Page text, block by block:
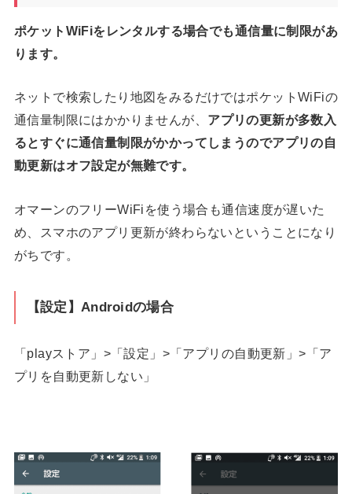
ポケットWiFiをレンタルする場合でも通信量に制限があ
ります。
ネットで検索したり地図をみるだけではポケットWiFiの
通信量制限にはかかりませんが、 アプリの更新が多数入
るとすぐに通信量制限がかかってしまうのでアプリの自
動更新はオフ設定が無難です。
オマーンのフリーWiFiを使う場合も通信速度が遅いた
め、スマホのアプリ更新が終わらないということになり
がちです。
【設定】Androidの場合
「playストア」>「設定」>「アプリの自動更新」>「ア
プリを自動更新しない」